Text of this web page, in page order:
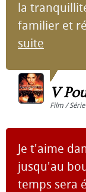
la
familier et
suite
V
Film / Série
Je t'aime
jusqu'au
temps sera